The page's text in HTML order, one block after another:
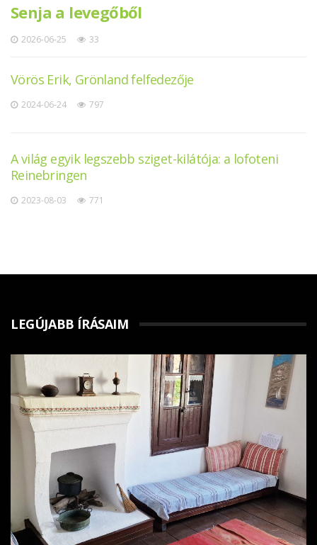
Senja a levegőből
2026-06-25 33
Vörös Erik, Grönland felfedezője
2024-06-24 797
A világ egyik legszebb sziget-kilátója: a lofoteni
Reinebringen
2023-08-03 771
LEGÚJABB ÍRÁSAIM